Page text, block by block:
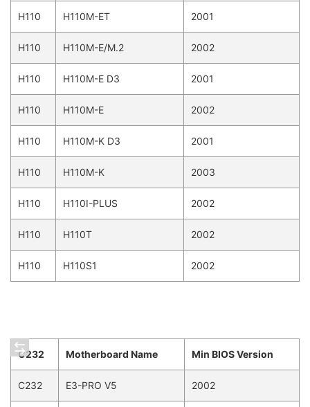
H110 H110M-ET 2001
H110 H110M-E/M.2 2002
H110 H110M-E D3 2001
H110 H110M-E 2002
H110 H110M-K D3 2001
H110 H110M-K 2003
H110 H110I-PLUS 2002
H110 H110T 2002
H110 H110S1 2002
C232 Motherboard Name Min BIOS Version
C232 E3-PRO V5 2002